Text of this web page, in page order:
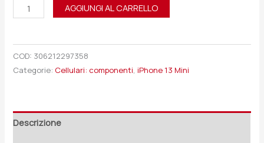
AGGIUNGI AL CARRELLO
COD: 306212297358
Categorie: Cellulari: componenti,iPhone 13 Mini
Descrizione